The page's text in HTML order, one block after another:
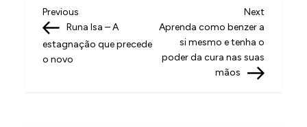
N
a
v
Previous
Post
Previous
Runa Isa – A
estagnação que precede
o novo
Next
Post
Next
Aprenda como benzer a
si mesmo e tenha o
poder da cura nas suas
mãos